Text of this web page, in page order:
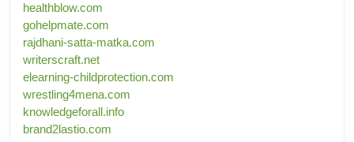
healthblow.com
gohelpmate.com
rajdhani-satta-matka.com
writerscraft.net
elearning-childprotection.com
wrestling4mena.com
knowledgeforall.info
brand2lastio.com